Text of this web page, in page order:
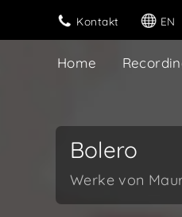
Kontakt EN
Home
Bolero
Werke von